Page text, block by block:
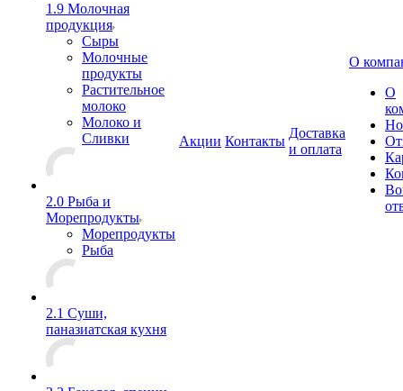
1.9 Молочная
продукция
Сыры
Молочные
продукты
Растительное
молоко
Молоко и
Сливки
2.0 Рыба и
Морепродукты
Морепродукты
Рыба
2.1 Суши,
паназиатская кухня
Акции Контакты
Доставка
и оплата
О
О